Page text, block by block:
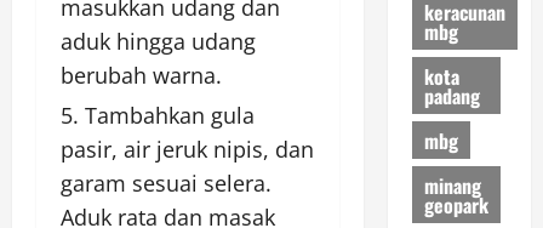
masukkan udang dan
aduk hingga udang
berubah warna.
Tambahkan gula
pasir, air jeruk nipis, dan
garam sesuai selera.
Aduk rata dan masak
keracunan
mbg
kota
padang
mbg
minang
geopark